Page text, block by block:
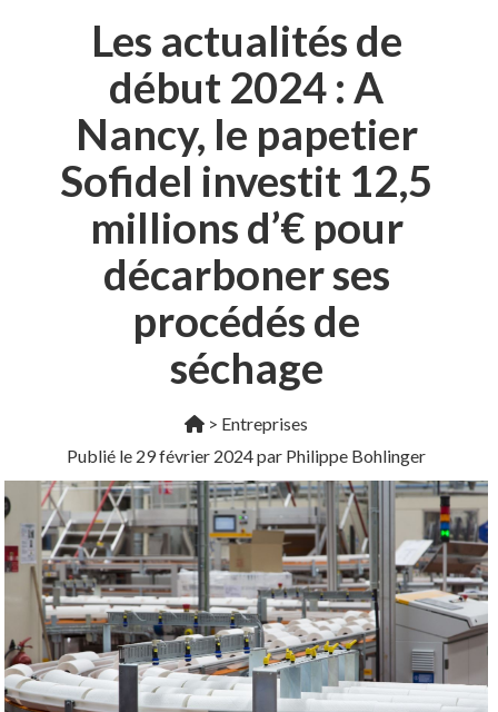
Les actualités de
début 2024 : A
Nancy, le papetier
Sofidel investit 12,5
millions d’€ pour
décarboner ses
procédés de
séchage
> Entreprises
Publié le 29 février 2024par Philippe Bohlinger